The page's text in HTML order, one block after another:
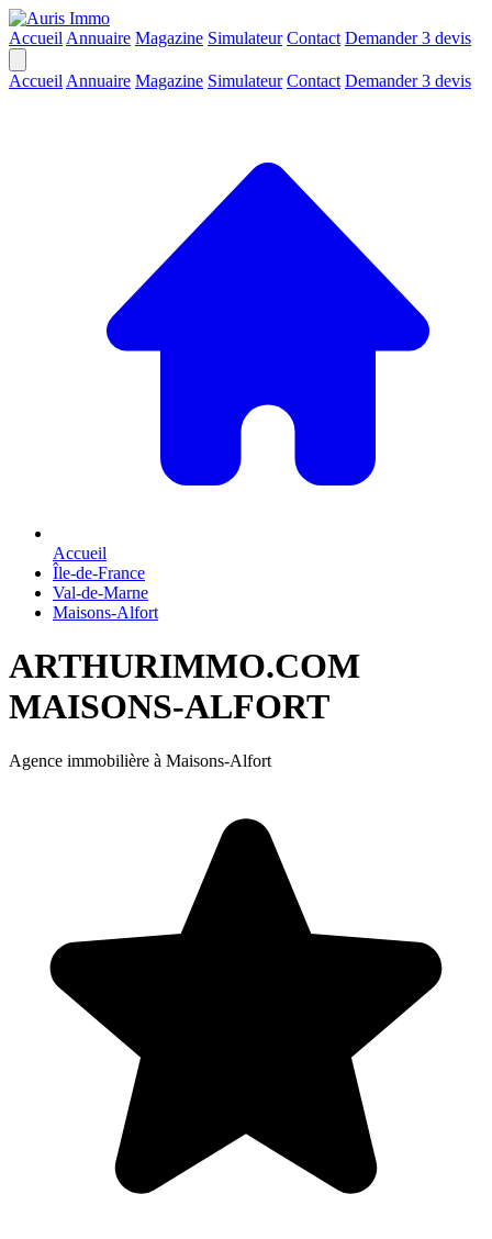
Accueil Annuaire Magazine Simulateur Contact Demander 3 devis
Accueil Annuaire Magazine Simulateur Contact Demander 3 devis
Accueil
Île-de-France
Val-de-Marne
Maisons-Alfort
ARTHURIMMO.COM
MAISONS-ALFORT
Agence immobilière à Maisons-Alfort